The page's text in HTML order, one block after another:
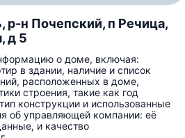
р-н Почепский, п Речица,
д 5
о доме, включая:
в здании, наличие и список
расположенных в доме,
строения, такие как год
конструкции и использованные
об управляющей компании: её
и качество